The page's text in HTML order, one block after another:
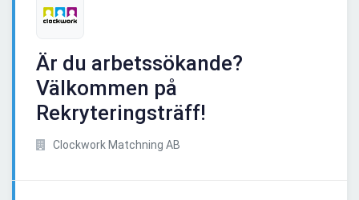
Är du arbetssökande?
Välkommen på
Rekryteringsträff!
Clockwork Matchning AB